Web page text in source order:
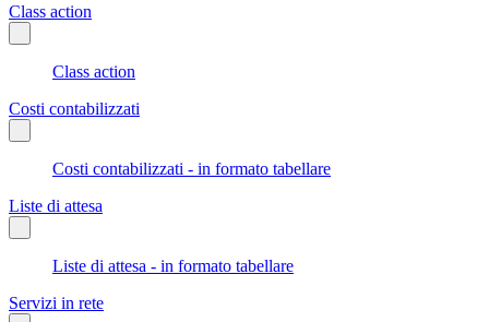
Class action
Class action
Costi contabilizzati
Costi contabilizzati - in formato tabellare
Liste di attesa
Liste di attesa - in formato tabellare
Servizi in rete